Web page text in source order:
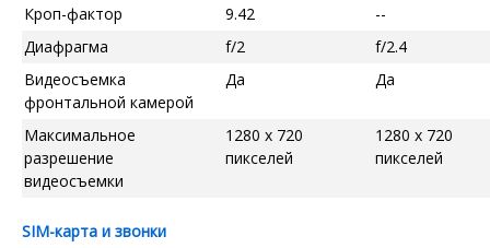
Кроп-фактор 9.42
--
Диафрагма
f/2
f/2.4
Видеосъемка
фронтальной камерой
Да Да
Максимальное
разрешение
видеосъемки
1280 x 720
пикселей
1280 x 720
пикселей
SIM-карта и звонки